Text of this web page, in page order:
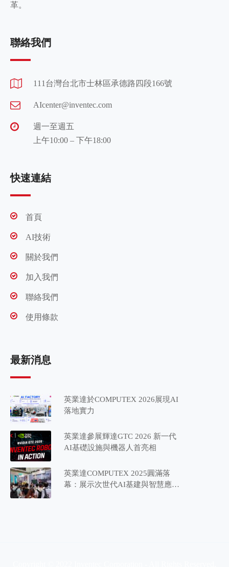
革。
聯絡我們
111台灣台北市士林區承德路四段166號
AIcenter@inventec.com
週一至週五
上午10:00 – 下午18:00
快速連結
首頁
AI技術
關於我們
加入我們
聯絡我們
使用條款
最新消息
英業達於COMPUTEX 2026展現AI
落地實力
英業達參展輝達GTC 2026 新一代
AI基礎設施與機器人首亮相
英業達COMPUTEX 2025圓滿落
幕：展示次世代AI基建與智慧應用